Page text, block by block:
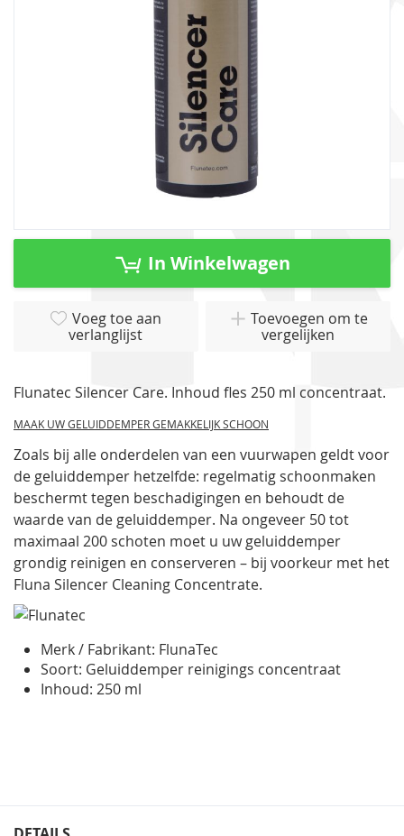
Ga
In Winkelwagen
Voeg toe aan
verlanglijst
Toevoegen om te
vergelijken
Flunatec Silencer Care. Inhoud fles 250 ml concentraat.
MAAK UW GELUIDDEMPER GEMAKKELIJK SCHOON
Zoals bij alle onderdelen van een vuurwapen geldt voor
de geluiddemper hetzelfde: regelmatig schoonmaken
beschermt tegen beschadigingen en behoudt de
waarde van de geluiddemper. Na ongeveer 50 tot
maximaal 200 schoten moet u uw geluiddemper
grondig reinigen en conserveren – bij voorkeur met het
Fluna Silencer Cleaning Concentrate.
Merk / Fabrikant: FlunaTec
Soort: Geluiddemper reinigings concentraat
Inhoud: 250 ml